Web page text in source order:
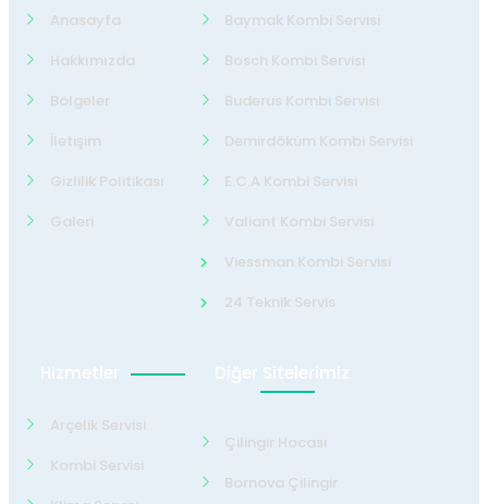
Anasayfa
Hakkımızda
Bölgeler
İletişim
Gizlilik Politikası
Galeri
Baymak Kombi Servisi
Bosch Kombi Servisi
Buderus Kombi Servisi
Demirdöküm Kombi Servisi
E.C.A Kombi Servisi
Valiant Kombi Servisi
Viessman Kombi Servisi
24 Teknik Servis
Hizmetler
Arçelik Servisi
Kombi Servisi
Diğer Sitelerimiz
Çilingir Hocası
Bornova Çilingir